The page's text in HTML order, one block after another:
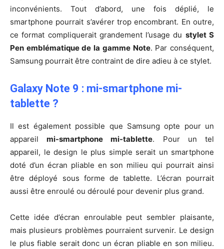
inconvénients. Tout d’abord, une fois déplié, le
smartphone pourrait s’avérer trop encombrant. En outre,
ce format compliquerait grandement l’usage du stylet S
Pen emblématique de la gamme Note. Par conséquent,
Samsung pourrait être contraint de dire adieu à ce stylet.
Galaxy Note 9 : mi-smartphone mi-
tablette ?
Il est également possible que Samsung opte pour un
appareilmi-smartphone mi-tablette. Pour un tel
appareil, le design le plus simple serait un smartphone
doté d’un écran pliable en son milieu qui pourrait ainsi
être déployé sous forme de tablette. L’écran pourrait
aussi être enroulé ou déroulé pour devenir plus grand.
Cette idée d’écran enroulable peut sembler plaisante,
mais plusieurs problèmes pourraient survenir. Le design
le plus fiable serait donc un écran pliable en son milieu.